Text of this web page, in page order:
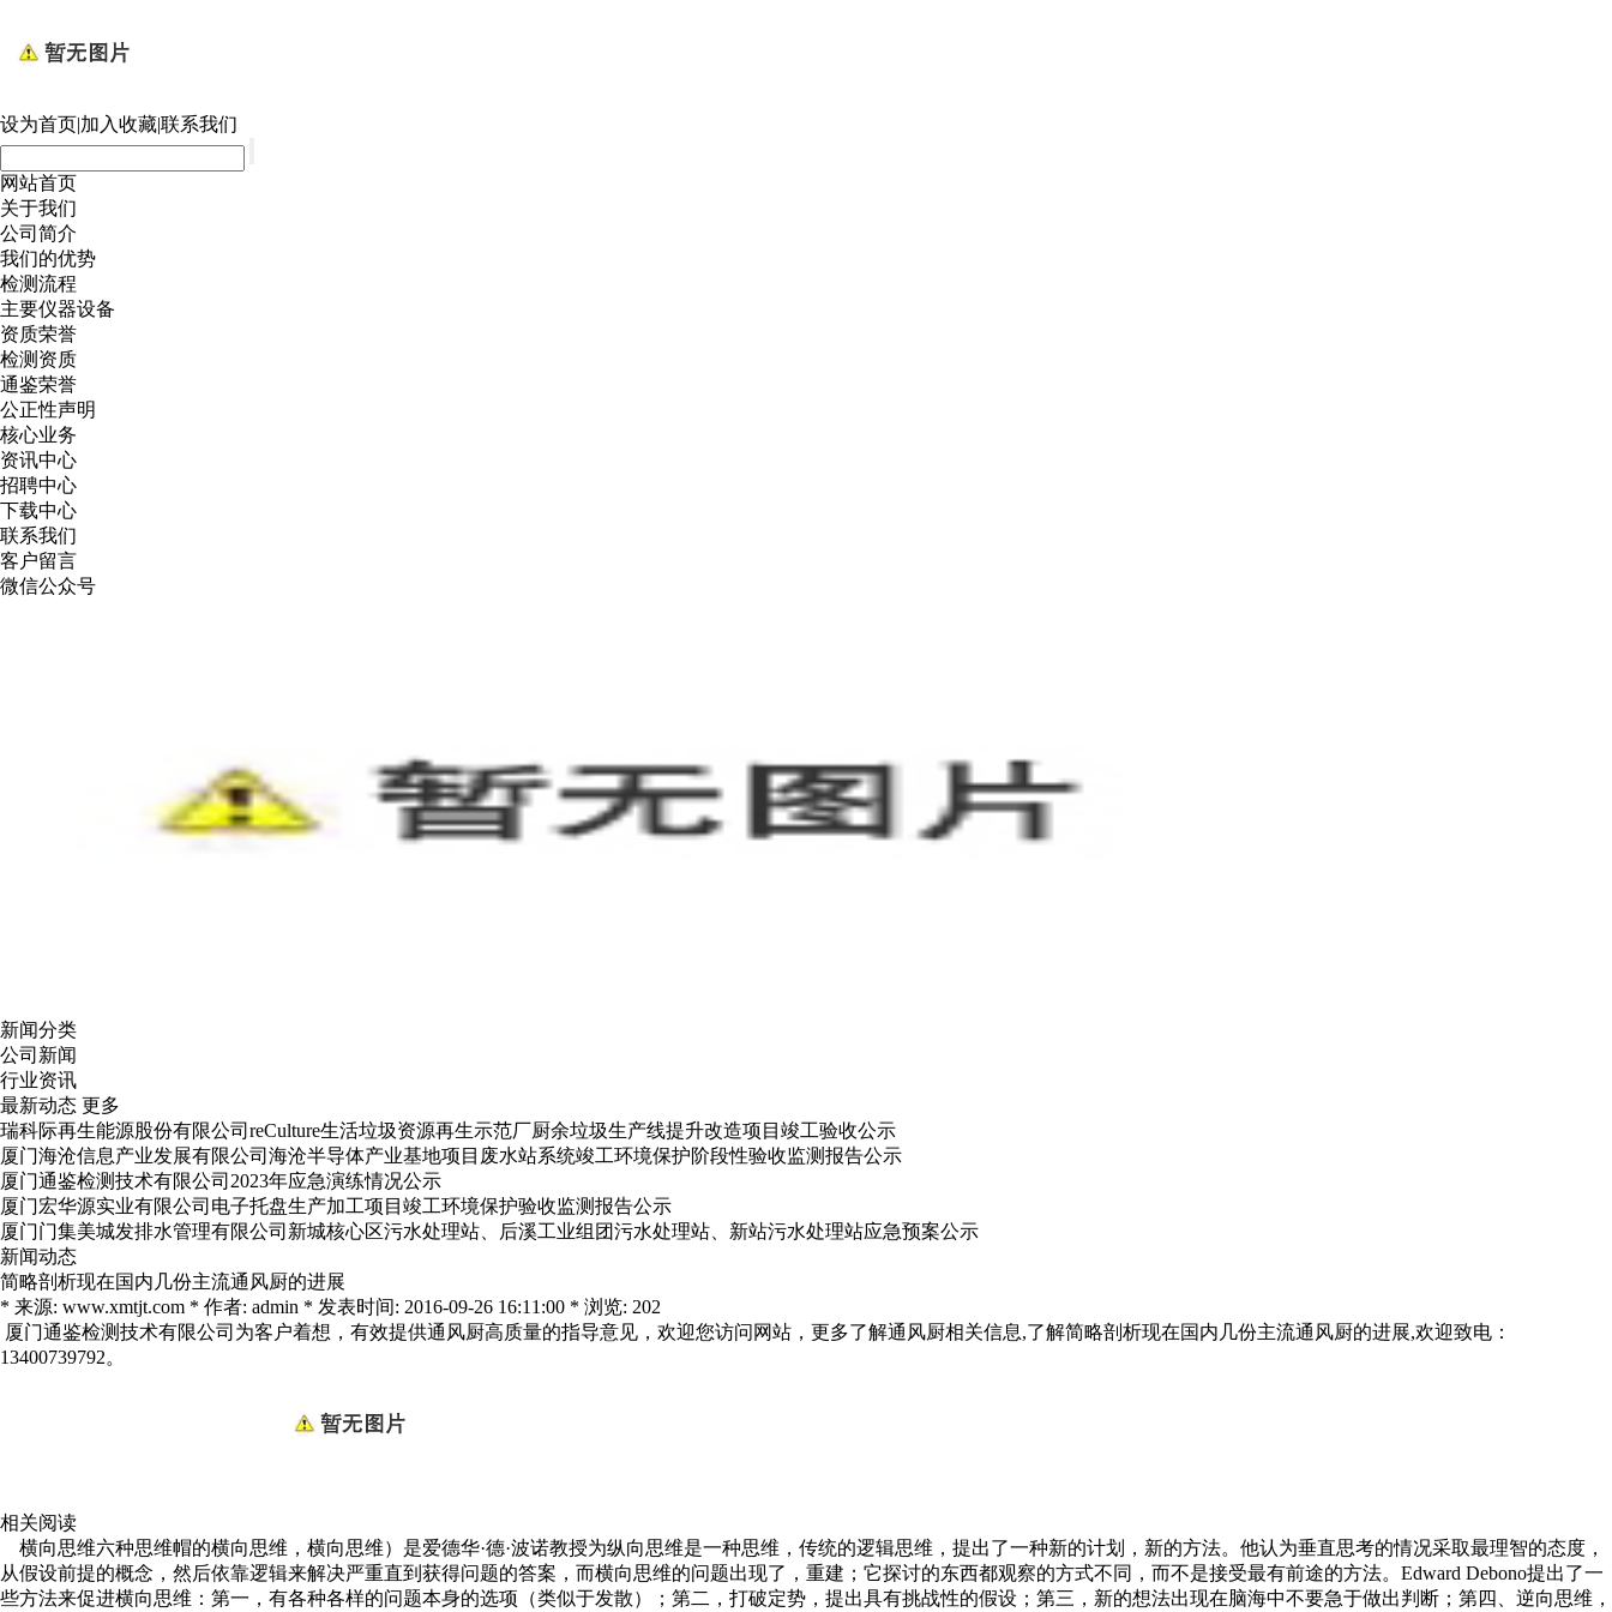
设为首页|加入收藏|联系我们
网站首页
关于我们
公司简介
我们的优势
检测流程
主要仪器设备
资质荣誉
检测资质
通鉴荣誉
公正性声明
核心业务
资讯中心
招聘中心
下载中心
联系我们
客户留言
微信公众号
新闻分类
公司新闻
行业资讯
最新动态 更多
瑞科际再生能源股份有限公司reCulture生活垃圾资源再生示范厂厨余垃圾生产线提升改造项目竣工验收公示
厦门海沧信息产业发展有限公司海沧半导体产业基地项目废水站系统竣工环境保护阶段性验收监测报告公示
厦门通鉴检测技术有限公司2023年应急演练情况公示
厦门宏华源实业有限公司电子托盘生产加工项目竣工环境保护验收监测报告公示
厦门门集美城发排水管理有限公司新城核心区污水处理站、后溪工业组团污水处理站、新站污水处理站应急预案公示
新闻动态
简略剖析现在国内几份主流通风厨的进展
* 来源: www.xmtjt.com * 作者: admin * 发表时间: 2016-09-26 16:11:00 * 浏览: 202
厦门通鉴检测技术有限公司为客户着想，有效提供通风厨高质量的指导意见，欢迎您访问网站，更多了解通风厨相关信息,了解简略剖析现在国内几份主流通风厨的进展,欢迎致电：
13400739792。
相关阅读
横向思维六种思维帽的横向思维，横向思维）是爱德华·德·波诺教授为纵向思维是一种思维，传统的逻辑思维，提出了一种新的计划，新的方法。他认为垂直思考的情况采取最理智的态度，
从假设前提的概念，然后依靠逻辑来解决严重直到获得问题的答案，而横向思维的问题出现了，重建；它探讨的东西都观察的方式不同，而不是接受最有前途的方法。Edward Debono提出了一
些方法来促进横向思维：第一，有各种各样的问题本身的选项（类似于发散）；第二，打破定势，提出具有挑战性的假设；第三，新的想法出现在脑海中不要急于做出判断；第四、逆向思维，